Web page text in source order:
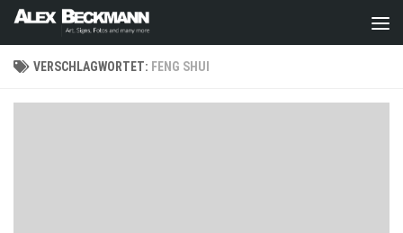
Zum Inhalt springen
VERSCHLAGWORTET: FENG SHUI